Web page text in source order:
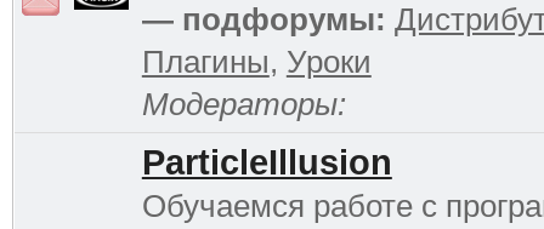
— подфорумы:
Плагины, Уроки
Модераторы:
ParticleIllusion
Обучаемся работе с